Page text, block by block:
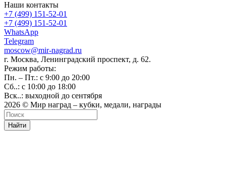
Наши контакты
+7 (499) 151-52-01
+7 (499) 151-52-01
WhatsApp
Telegram
moscow@mir-nagrad.ru
г. Москва, Ленинградский проспект, д. 62.
Режим работы:
Пн. – Пт.: с 9:00 до 20:00
Сб..: с 10:00 до 18:00
Вск..: выходной до сентября
2026 © Мир наград – кубки, медали, награды
Найти